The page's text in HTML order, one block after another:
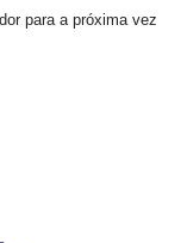
para a próxima vez